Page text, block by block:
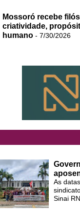
Mossoró recebe
criatividade,
humano - 7/30/2026
As
Sinai